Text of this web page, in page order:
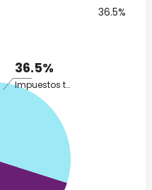
36.5%
36.5%
Impuestos totales